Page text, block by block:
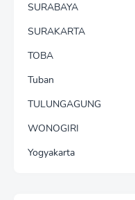
SURABAYA
SURAKARTA
TOBA
Tuban
TULUNGAGUNG
WONOGIRI
Yogyakarta